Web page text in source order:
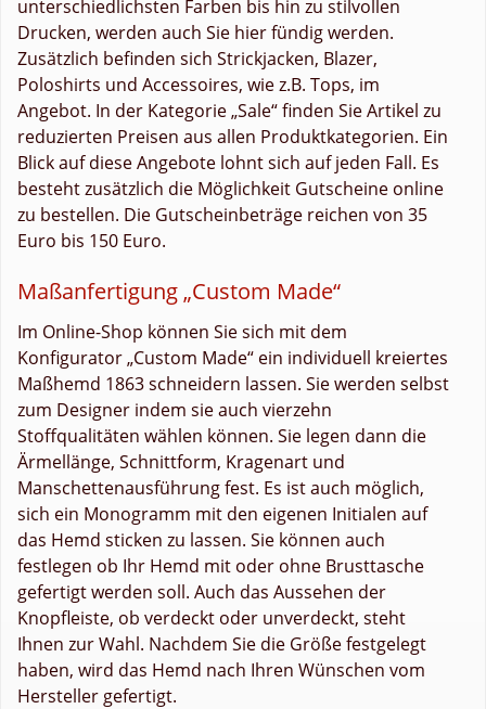
unterschiedlichsten Farben bis hin zu stilvollen
Drucken, werden auch Sie hier fündig werden.
Zusätzlich befinden sich Strickjacken, Blazer,
Poloshirts und Accessoires, wie z.B. Tops, im
Angebot. In der Kategorie „Sale“ finden Sie Artikel zu
reduzierten Preisen aus allen Produktkategorien. Ein
Blick auf diese Angebote lohnt sich auf jeden Fall. Es
besteht zusätzlich die Möglichkeit Gutscheine online
zu bestellen. Die Gutscheinbeträge reichen von 35
Euro bis 150 Euro.
Maßanfertigung „Custom Made“
Im Online-Shop können Sie sich mit dem
Konfigurator „Custom Made“ ein individuell kreiertes
Maßhemd 1863 schneidern lassen. Sie werden selbst
zum Designer indem sie auch vierzehn
Stoffqualitäten wählen können. Sie legen dann die
Ärmellänge, Schnittform, Kragenart und
Manschettenausführung fest. Es ist auch möglich,
sich ein Monogramm mit den eigenen Initialen auf
das Hemd sticken zu lassen. Sie können auch
festlegen ob Ihr Hemd mit oder ohne Brusttasche
gefertigt werden soll. Auch das Aussehen der
Knopfleiste, ob verdeckt oder unverdeckt, steht
Ihnen zur Wahl. Nachdem Sie die Größe festgelegt
haben, wird das Hemd nach Ihren Wünschen vom
Hersteller gefertigt.